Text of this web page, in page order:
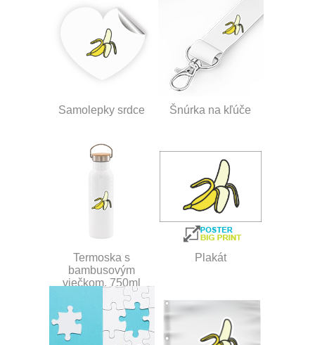
Samolepky srdce Šnúrka na kľúče
Termoska s
bambusovým
viečkom, 750ml
Plakát